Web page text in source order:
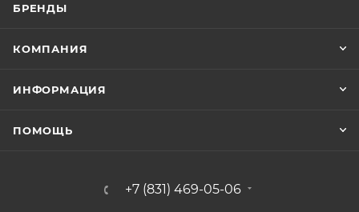
БРЕНДЫ
КОМПАНИЯ
ИНФОРМАЦИЯ
ПОМОЩЬ
+7 (831) 469-05-06